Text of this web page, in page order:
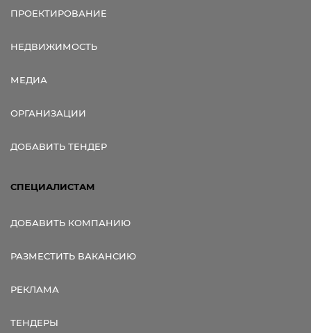
ПРОЕКТИРОВАНИЕ
НЕДВИЖИМОСТЬ
МЕДИА
ОРГАНИЗАЦИИ
ДОБАВИТЬ ТЕНДЕР
СПЕЦИАЛИСТАМ
ДОБАВИТЬ КОМПАНИЮ
РАЗМЕСТИТЬ ВАКАНСИЮ
РЕКЛАМА
ТЕНДЕРЫ